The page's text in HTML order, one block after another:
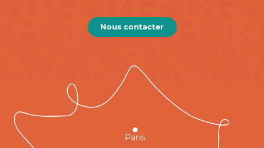
Nous contacter
Paris